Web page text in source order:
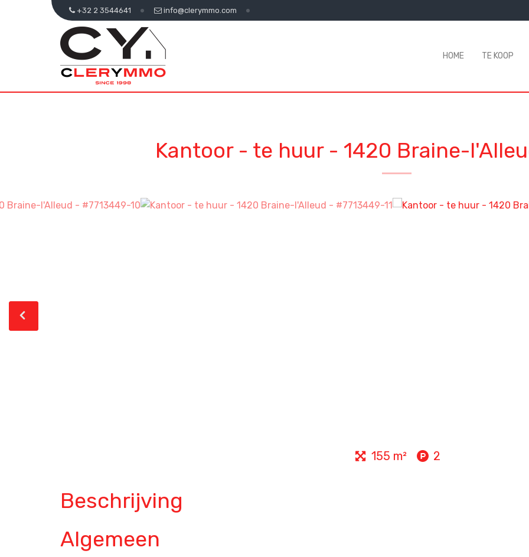
+32 2 3544641 info@clerymmo.com
HOME TE KOOP
Kantoor - te huur - 1420 Braine-
155 m² 2
Beschrijving
Algemeen